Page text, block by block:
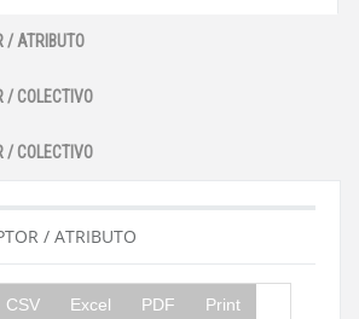
/ ATRIBUTO
/ COLECTIVO
/ COLECTIVO
/ ATRIBUTO
CSV Excel PDF Print